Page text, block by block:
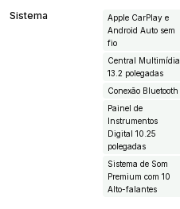
Sistema
Apple CarPlay e
Android Auto sem
fio
Central Multimídia
13.2 polegadas
Conexão Bluetooth
Painel de
Instrumentos
Digital 10.25
polegadas
Sistema de Som
Premium com 10
Alto-falantes